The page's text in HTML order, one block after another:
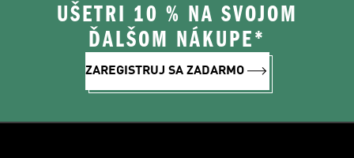
UŠETRI 10 % NA SVOJOM
ĎALŠOM NÁKUPE*
ZAREGISTRUJ SA ZADARMO